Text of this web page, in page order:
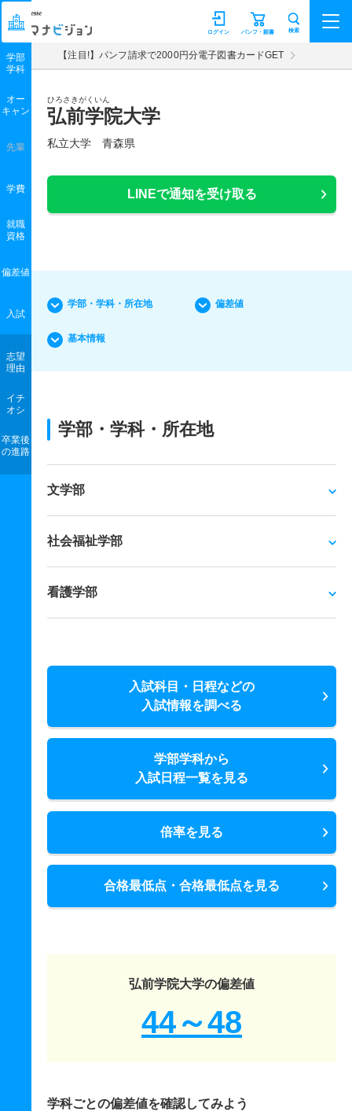
マナビジョン パンフ・願書
ログイン 検索
【注目!】パンフ請求で2000円分電子図書カードGET
ひろさきがくいん
弘前学院大学
私立大学 青森県
LINEで通知を受け取る
学部
学科
オー
キャン
先輩
学費
就職
資格
偏差値
入試
志望
理由
イチ
オシ
卒業後
の進路
学部・学科・所在地 偏差値
基本情報
学部・学科・所在地
文学部
社会福祉学部
看護学部
入試科目・日程などの
入試情報を調べる
学部学科から
入試日程一覧を見る
倍率を見る
合格最低点・合格最低点を見る
弘前学院大学の偏差値
44～48
学科ごとの偏差値を確認してみよう